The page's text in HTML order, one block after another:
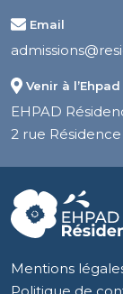
Email
Venir à l’Ehpad
EHPAD
2 rue
Mentions